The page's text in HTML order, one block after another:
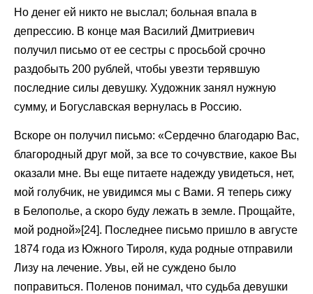
Но денег ей никто не выслал; больная впала в
депрессию. В конце мая Василий Дмитриевич
получил письмо от ее сестры с просьбой срочно
раздобыть 200 рублей, чтобы увезти терявшую
последние силы девушку. Художник занял нужную
сумму, и Богуславская вернулась в Россию.
Вскоре он получил письмо: «Сердечно благодарю Вас,
благородный друг мой, за все то сочувствие, какое Вы
оказали мне. Вы еще питаете надежду увидеться, нет,
мой голубчик, не увидимся мы с Вами. Я теперь сижу
в Белополье, а скоро буду лежать в земле. Прощайте,
мой родной»[24]. Последнее письмо пришло в августе
1874 года из Южного Тироля, куда родные отправили
Лизу на лечение. Увы, ей не суждено было
поправиться. Поленов понимал, что судьба девушки